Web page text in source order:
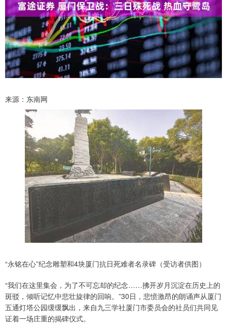
来源：东南网
“永铭在心”纪念雕塑和4块厦门抗日死难者名录碑（受访者供图）
“我们在这里集会，为了不可忘却的纪念……拂开岁月沉淀在历史上的
斑驳，倾听记忆中悲壮旋律的回响。”30日，悲愤激昂的朗诵声从厦门
五通灯塔公园缓缓飘出，来自九三学社厦门市委员会的社员们共同见
证着一场庄重的揭碑仪式。